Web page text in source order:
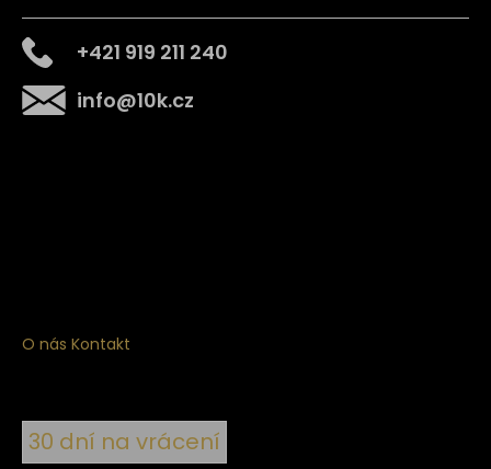
info@10k.cz
+421 919 211 240
O nás Kontakt
30 dní na vrácení